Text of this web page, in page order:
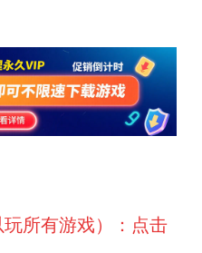
所有游戏）：点击